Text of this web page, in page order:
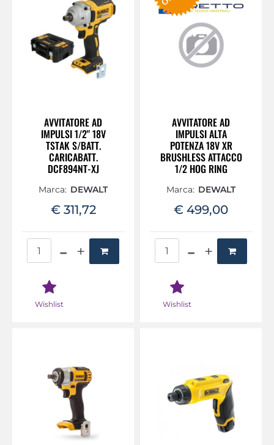
AVVITATORE AD
IMPULSI 1/2" 18V
TSTAK S/BATT.
CARICABATT.
DCF894NT-XJ
Marca: DEWALT
€ 311,72
Wishlist
AVVITATORE AD
IMPULSI ALTA
POTENZA 18V XR
BRUSHLESS ATTACCO
1/2 HOG RING
Marca: DEWALT
€ 499,00
Wishlist